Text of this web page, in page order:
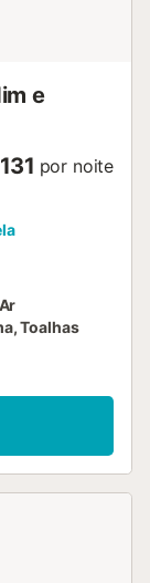
e
por noite
Toalhas